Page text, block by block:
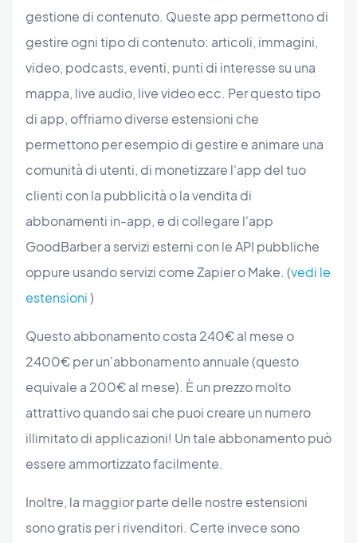
gestione di contenuto. Queste app permettono di
gestire ogni tipo di contenuto: articoli, immagini,
video, podcasts, eventi, punti di interesse su una
mappa, live audio, live video ecc. Per questo tipo
di app, offriamo diverse estensioni che
permettono per esempio di gestire e animare una
comunità di utenti, di monetizzare l'app del tuo
clienti con la pubblicità o la vendita di
abbonamenti in-app, e di collegare l'app
GoodBarber a servizi esterni con le API pubbliche
oppure usando servizi come Zapier o Make. (vedi le
estensioni)
Questo abbonamento costa 240€ al mese o
2400€ per un'abbonamento annuale (questo
equivale a 200€ al mese). È un prezzo molto
attrattivo quando sai che puoi creare un numero
illimitato di applicazioni! Un tale abbonamento può
essere ammortizzato facilmente.
Inoltre, la maggior parte delle nostre estensioni
sono gratis per i rivenditori. Certe invece sono